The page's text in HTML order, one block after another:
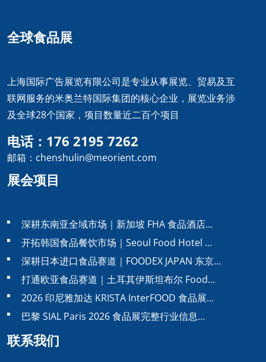
全球食品展
上海国际广告展览有限公司是专业从事展览、贸易及互
联网服务的米奥兰特国际集团的核心企业，展览业务涉
及全球28个国家，项目数量近二百个项目
电话：176 2195 7262
邮箱：chenshulin@meorient.com
展会项目
深耕东南亚全域市场｜新加坡 FHA 食品酒店…
开拓韩国食品餐饮市场｜Seoul Food Hotel …
深耕日本进口食品赛道｜FOODEX JAPAN 东京…
打通欧亚食品赛道｜土耳其伊斯坦布尔 Food…
2026 印尼雅加达 KRISTA InterFOOD 食品展…
巴黎 SIAL Paris 2026 食品展完整行业信息…
联系我们